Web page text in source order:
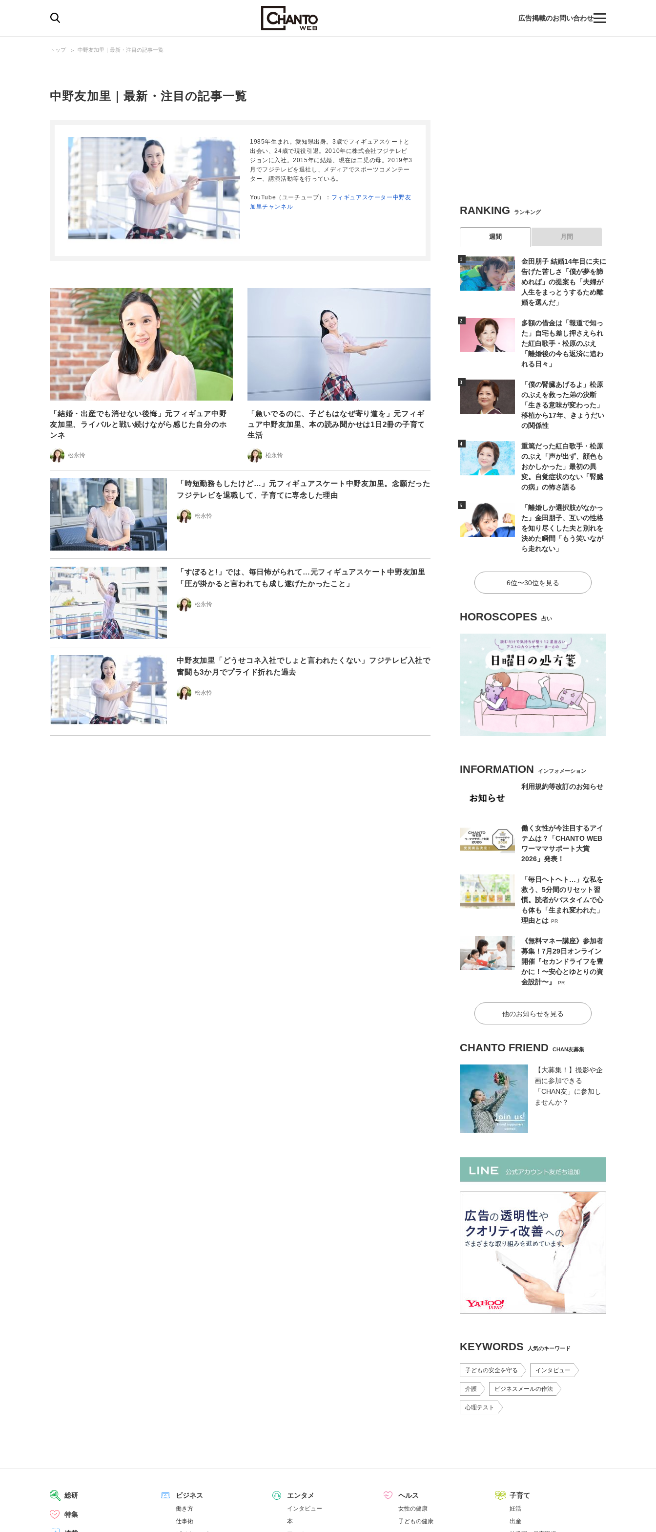
広告掲載のお問い合わせ
トップ 中野友加里｜最新・注目の記事一覧
中野友加里｜最新・注目の記事一覧
1985年生まれ。愛知県出身。3歳でフィギュアスケートと
出会い、24歳で現役引退。2010年に株式会社フジテレビ
ジョンに入社。2015年に結婚、現在は二児の母。2019年3
月でフジテレビを退社し、メディアでスポーツコメンテー
ター、講演活動等を行っている。
YouTube（ユーチューブ）： フィギュアスケーター中野友
加里チャンネル
「結婚・出産でも消せない後悔」元フィギュア中野
友加里、ライバルと戦い続けながら感じた自分のホ
ンネ
松永怜
「急いでるのに、子どもはなぜ寄り道を」元フィギ
ュア中野友加里、本の読み聞かせは1日2冊の子育て
生活
松永怜
「時短勤務もしたけど…」元フィギュアスケート中野友加里。念願だった
フジテレビを退職して、子育てに専念した理由
松永怜
「すぽると!」では、毎日怖がられて…元フィギュアスケート中野友加里
「圧が掛かると言われても成し遂げたかったこと」
松永怜
中野友加里「どうせコネ入社でしょと言われたくない」フジテレビ入社で
奮闘も3か月でプライド折れた過去
松永怜
RANKING ランキング
週間 月間
金田朋子 結婚14年目に夫に
告げた苦しさ「僕が夢を諦
めれば」の提案も「夫婦が
人生をまっとうするため離
婚を選んだ」
多額の借金は「報道で知っ
た」自宅も差し押さえられ
た紅白歌手・松原のぶえ
「離婚後の今も返済に追わ
れる日々」
「僕の腎臓あげるよ」松原
のぶえを救った弟の決断
「生きる意味が変わった」
移植から17年、きょうだい
の関係性
重篤だった紅白歌手・松原
のぶえ「声が出ず、顔色も
おかしかった」最初の異
変。自覚症状のない「腎臓
の病」の怖さ語る
「離婚しか選択肢がなかっ
た」金田朋子、互いの性格
を知り尽くした夫と別れを
決めた瞬間「もう笑いなが
ら走れない」
6位〜30位を見る
HOROSCOPES 占い
INFORMATION インフォメーション
利用規約等改訂のお知らせ
働く女性が今注目するアイ
テムは？「CHANTO WEB
ワーママサポート大賞
2026」発表！
「毎日ヘトヘト…」な私を
救う、5分間のリセット習
慣。読者がバスタイムで心
も体も「生まれ変われた」
理由とは PR
《無料マネー講座》参加者
募集！7月29日オンライン
開催『セカンドライフを豊
かに！〜安心とゆとりの資
金設計〜』
PR
他のお知らせを見る
CHANTO FRIEND CHAN友募集
【大募集！】撮影や企
画に参加できる
「CHAN友」に参加し
ませんか？
KEYWORDS 人気のキーワード
子どもの安全を守る インタビュー
介護 ビジネスメールの作法
心理テスト
総研
特集
ビジネス
働き方
仕事術
エンタメ
インタビュー
本
ヘルス
女性の健康
子どもの健康
子育て
妊活
出産